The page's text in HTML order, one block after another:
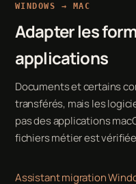
WINDOWS → MAC
Adapter les
applications
Documents et certains
transférés, mais les
pas des applications
fichiers métier est
Assistant migration